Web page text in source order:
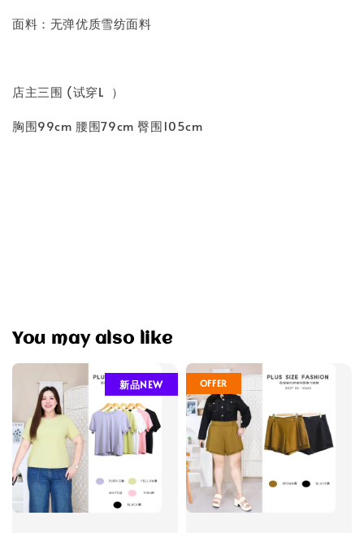
面料：无弹优质雪纺面料
店主三围 (试穿L ）
胸围99cm 腰围79cm 臀围105cm
You may also like
新品NEW OFFER